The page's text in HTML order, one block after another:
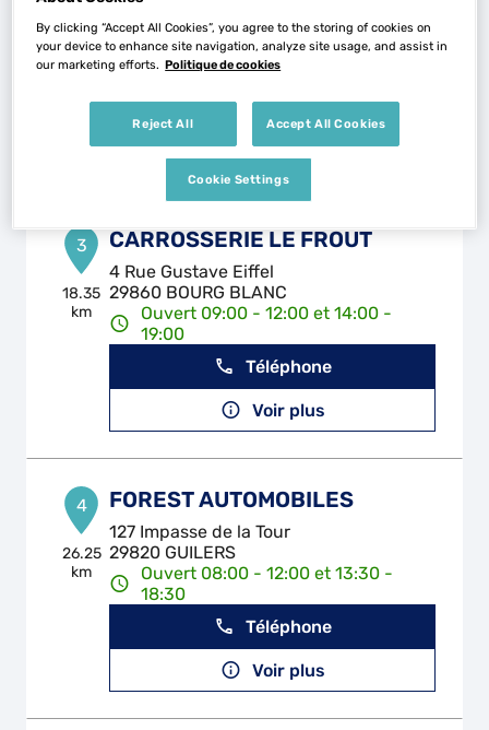
16.62
km
29830 ST PABU
Ouvert 08:30 - 12:00 et 13:30 -
18:30
Téléphone
Voir plus
3
18.35
km
CARROSSERIE LE FROUT
4 Rue Gustave Eiffel
29860 BOURG BLANC
Ouvert 09:00 - 12:00 et 14:00 -
19:00
Téléphone
Voir plus
4
26.25
km
FOREST AUTOMOBILES
127 Impasse de la Tour
29820 GUILERS
Ouvert 08:00 - 12:00 et 13:30 -
18:30
Téléphone
Voir plus
By clicking “Accept All Cookies”, you agree to the storing of cookies on
your device to enhance site navigation, analyze site usage, and assist in
our marketing efforts. Politique de cookies
Reject All Accept All Cookies
Cookie Settings